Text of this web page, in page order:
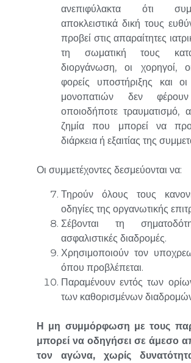
ανεπιφύλακτα ότι
αποκλειστικά δική τους
προβεί στις απαραίτητες
τη σωματική τους
διοργάνωση, οι χορηγοί,
φορείς υποστήριξης και οι
μονοπατιών δεν
οποιοδήποτε τραυματισμό,
ζημία που μπορεί να
διάρκεια ή εξαιτίας της
Οι συμμετέχοντες δεσμεύονται να:
Τηρούν όλους τους
οδηγίες της οργανωτικής
Σέβονται τη
ασφαλιστικές διαδρομές.
Χρησιμοποιούν τον
όπου προβλέπεται.
Παραμένουν εντός των
των καθορισμένων
Η μη συμμόρφωση με τους π
μπορεί να οδηγήσει σε άμεσο α
τον
αγώνα,χωρίς